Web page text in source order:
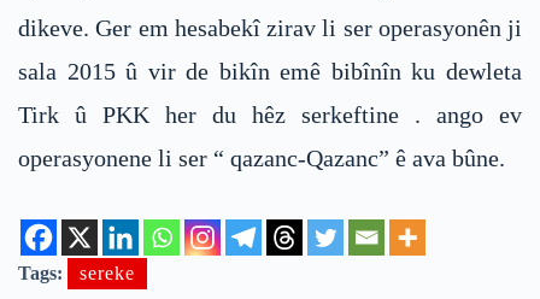
dikeve. Ger em hesabekî zirav li ser operasyonên ji
sala 2015 û vir de bikîn emê bibînîn ku dewleta
Tirk û PKK her du hêz serkeftine . ango ev
operasyonene li ser “ qazanc-Qazanc” ê ava bûne.
Tags: sereke